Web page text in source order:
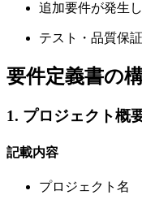
追加要件が発生
テスト・品質保
要件定義書の
1. プロジェクト概
記載内容
プロジェクト名